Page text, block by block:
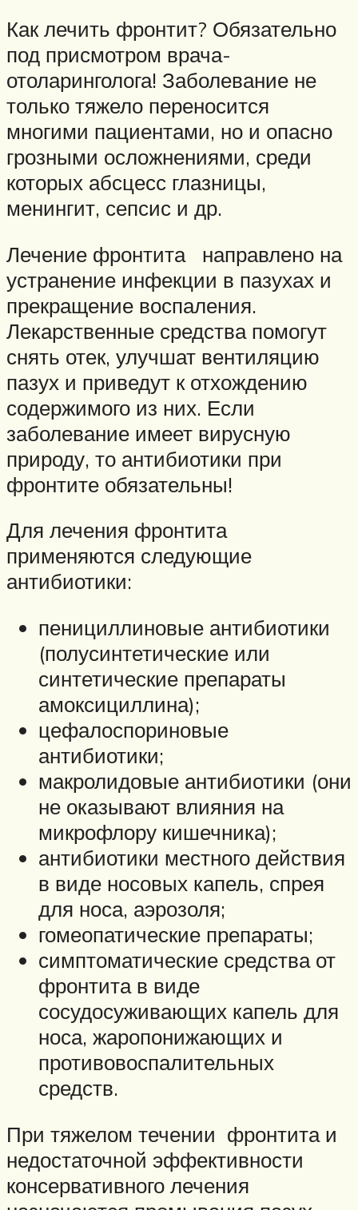
Как лечить фронтит? Обязательно
под присмотром врача-
отоларинголога! Заболевание не
только тяжело переносится
многими пациентами, но и опасно
грозными осложнениями, среди
которых абсцесс глазницы,
менингит, сепсис и др.
Лечение фронтита направлено на
устранение инфекции в пазухах и
прекращение воспаления.
Лекарственные средства помогут
снять отек, улучшат вентиляцию
пазух и приведут к отхождению
содержимого из них. Если
заболевание имеет вирусную
природу, то антибиотики при
фронтите обязательны!
Для лечения фронтита
применяются следующие
антибиотики:
пенициллиновые антибиотики
(полусинтетические или
синтетические препараты
амоксициллина);
цефалоспориновые
антибиотики;
макролидовые антибиотики (они
не оказывают влияния на
микрофлору кишечника);
антибиотики местного действия
в виде носовых капель, спрея
для носа, аэрозоля;
гомеопатические препараты;
симптоматические средства от
фронтита в виде
сосудосуживающих капель для
носа, жаропонижающих и
противовоспалительных
средств.
При тяжелом течении фронтита и
недостаточной эффективности
консервативного лечения